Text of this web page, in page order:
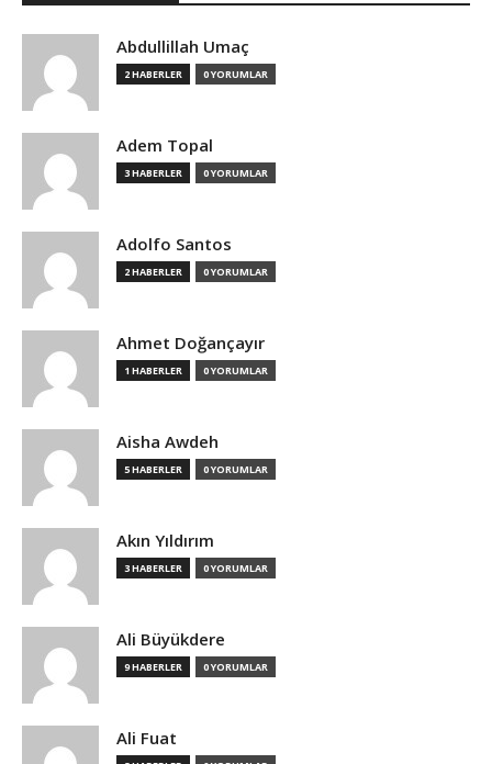
Abdullillah Umaç
2 HABERLER 0 YORUMLAR
Adem Topal
3 HABERLER 0 YORUMLAR
Adolfo Santos
2 HABERLER 0 YORUMLAR
Ahmet Doğançayır
1 HABERLER 0 YORUMLAR
Aisha Awdeh
5 HABERLER 0 YORUMLAR
Akın Yıldırım
3 HABERLER 0 YORUMLAR
Ali Büyükdere
9 HABERLER 0 YORUMLAR
Ali Fuat